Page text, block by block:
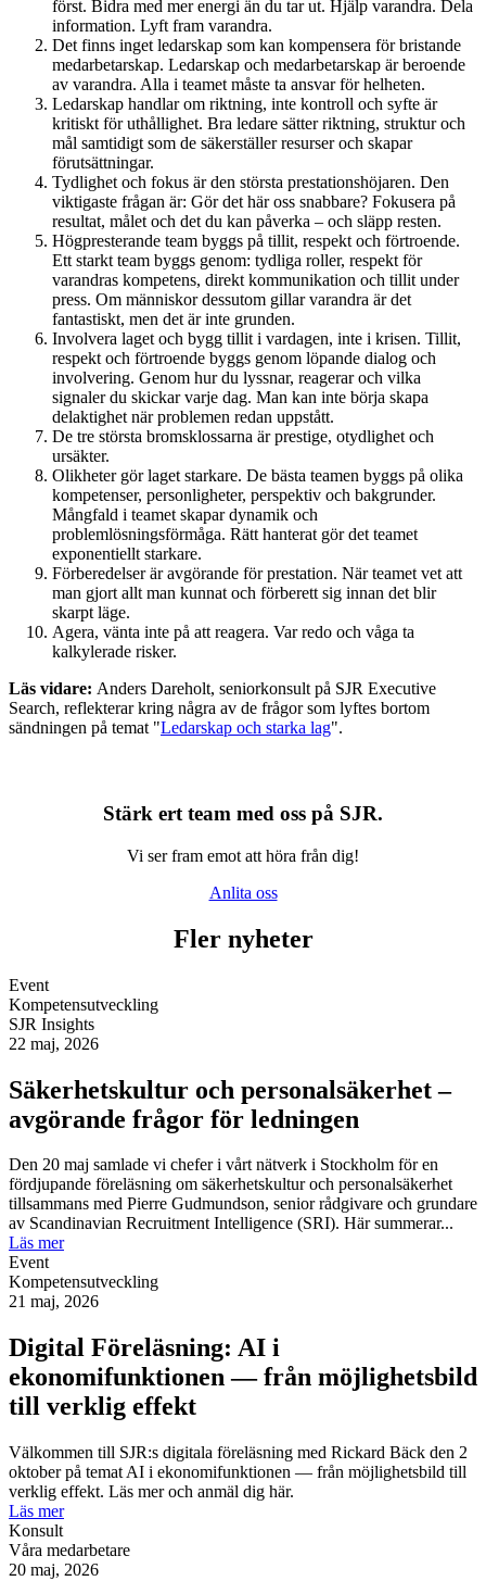
först. Bidra med mer energi än du tar ut. Hjälp varandra. Dela
information. Lyft fram varandra.
Det finns inget ledarskap som kan kompensera för bristande
medarbetarskap. Ledarskap och medarbetarskap är beroende
av varandra. Alla i teamet måste ta ansvar för helheten.
Ledarskap handlar om riktning, inte kontroll och syfte är
kritiskt för uthållighet. Bra ledare sätter riktning, struktur och
mål samtidigt som de säkerställer resurser och skapar
förutsättningar.
Tydlighet och fokus är den största prestationshöjaren. Den
viktigaste frågan är: Gör det här oss snabbare? Fokusera på
resultat, målet och det du kan påverka – och släpp resten.
Högpresterande team byggs på tillit, respekt och förtroende.
Ett starkt team byggs genom: tydliga roller, respekt för
varandras kompetens, direkt kommunikation och tillit under
press. Om människor dessutom gillar varandra är det
fantastiskt, men det är inte grunden.
Involvera laget och bygg tillit i vardagen, inte i krisen. Tillit,
respekt och förtroende byggs genom löpande dialog och
involvering. Genom hur du lyssnar, reagerar och vilka
signaler du skickar varje dag. Man kan inte börja skapa
delaktighet när problemen redan uppstått.
De tre största bromsklossarna är prestige, otydlighet och
ursäkter.
Olikheter gör laget starkare. De bästa teamen byggs på olika
kompetenser, personligheter, perspektiv och bakgrunder.
Mångfald i teamet skapar dynamik och
problemlösningsförmåga. Rätt hanterat gör det teamet
exponentiellt starkare.
Förberedelser är avgörande för prestation. När teamet vet att
man gjort allt man kunnat och förberett sig innan det blir
skarpt läge.
Agera, vänta inte på att reagera. Var redo och våga ta
kalkylerade risker.
Läs vidare: Anders Dareholt, seniorkonsult på SJR Executive
Search, reflekterar kring några av de frågor som lyftes bortom
sändningen på temat "Ledarskap och starka lag".
Stärk ert team med oss på SJR.
Vi ser fram emot att höra från dig!
Anlita oss
Fler nyheter
Event
Kompetensutveckling
SJR Insights
22 maj, 2026
Säkerhetskultur och personalsäkerhet –
avgörande frågor för ledningen
Den 20 maj samlade vi chefer i vårt nätverk i Stockholm för en
fördjupande föreläsning om säkerhetskultur och personalsäkerhet
tillsammans med Pierre Gudmundson, senior rådgivare och grundare
av Scandinavian Recruitment Intelligence (SRI). Här summerar...
Läs mer
Event
Kompetensutveckling
21 maj, 2026
Digital Föreläsning: AI i
ekonomifunktionen — från möjlighetsbild
till verklig effekt
Välkommen till SJR:s digitala föreläsning med Rickard Bäck den 2
oktober på temat AI i ekonomifunktionen — från möjlighetsbild till
verklig effekt. Läs mer och anmäl dig här.
Läs mer
Konsult
Våra medarbetare
20 maj, 2026